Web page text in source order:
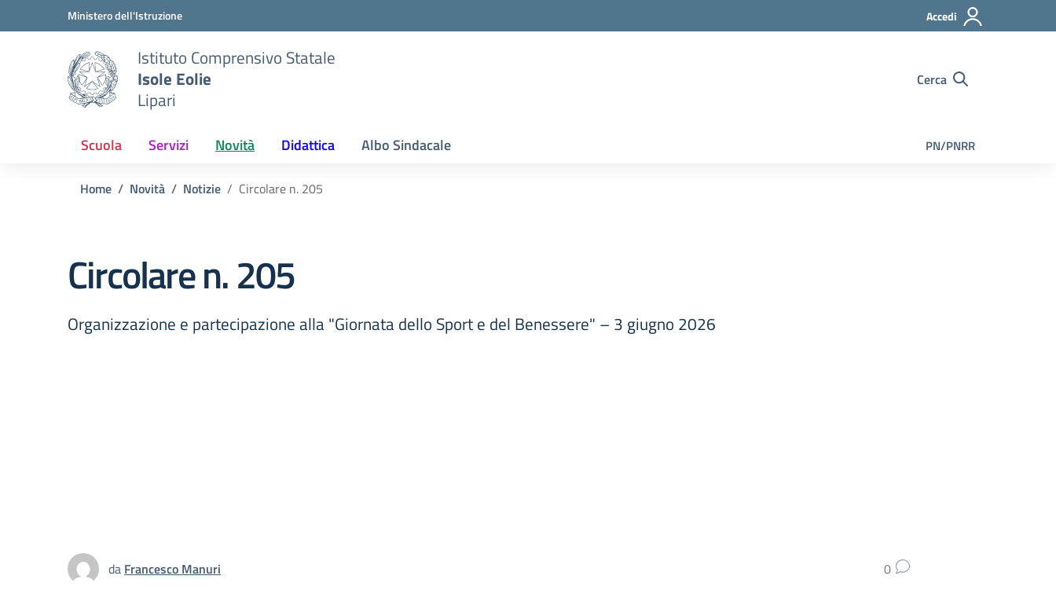
Vai ai contenuti
Vai al menu di navigazione
Ministero dell'Istruzione Accedi
Istituto Comprensivo Statale
Isole Eolie
Lipari
Cerca
Scuola Servizi Novità Didattica Albo Sindacale PN/PNRR
Home Novità Notizie Circolare n. 205
Circolare n. 205
Organizzazione e partecipazione alla "Giornata dello Sport e del Benessere" – 3 giugno 2026
da Francesco Manuri 0